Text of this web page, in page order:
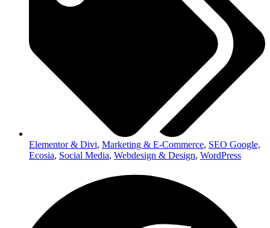
Elementor & Divi, Marketing & E-Commerce, SEO Google,
Ecosia, Social Media, Webdesign & Design, WordPress